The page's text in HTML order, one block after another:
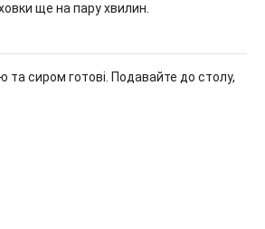
ще на пару хвилин.
та сиром готові. Подавайте до столу,